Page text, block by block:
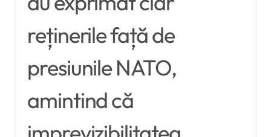
reținerile față de
presiunile NATO,
amintind că